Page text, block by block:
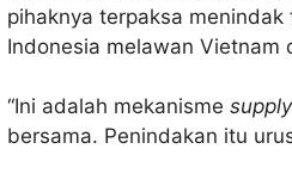
pihaknya terpaksa
Indonesia melawan Vietnam
“Ini adalah mekanisme
bersama. Penindakan itu